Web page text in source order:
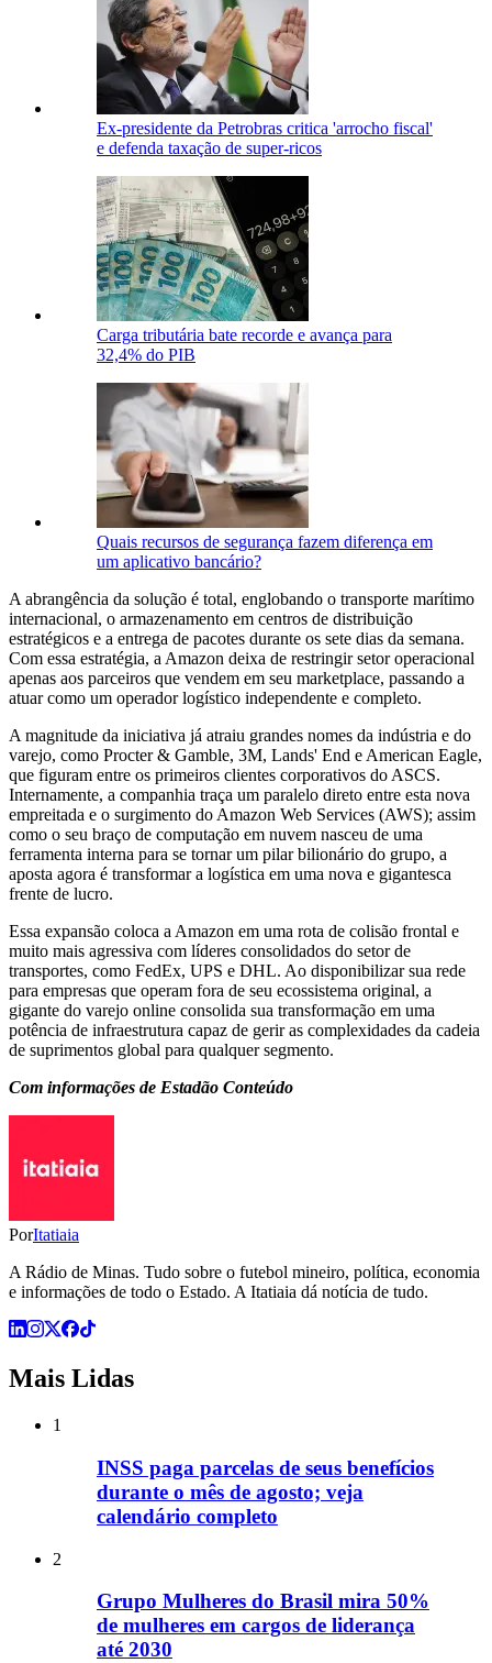
Ex-presidente da Petrobras critica 'arrocho fiscal'
e defenda taxação de super-ricos
Carga tributária bate recorde e avança para
32,4% do PIB
Quais recursos de segurança fazem diferença em
um aplicativo bancário?
A abrangência da solução é total, englobando o transporte marítimo
internacional, o armazenamento em centros de distribuição
estratégicos e a entrega de pacotes durante os sete dias da semana.
Com essa estratégia, a Amazon deixa de restringir setor operacional
apenas aos parceiros que vendem em seu marketplace, passando a
atuar como um operador logístico independente e completo.
A magnitude da iniciativa já atraiu grandes nomes da indústria e do
varejo, como Procter & Gamble, 3M, Lands' End e American Eagle,
que figuram entre os primeiros clientes corporativos do ASCS.
Internamente, a companhia traça um paralelo direto entre esta nova
empreitada e o surgimento do Amazon Web Services (AWS); assim
como o seu braço de computação em nuvem nasceu de uma
ferramenta interna para se tornar um pilar bilionário do grupo, a
aposta agora é transformar a logística em uma nova e gigantesca
frente de lucro.
Essa expansão coloca a Amazon em uma rota de colisão frontal e
muito mais agressiva com líderes consolidados do setor de
transportes, como FedEx, UPS e DHL. Ao disponibilizar sua rede
para empresas que operam fora de seu ecossistema original, a
gigante do varejo online consolida sua transformação em uma
potência de infraestrutura capaz de gerir as complexidades da cadeia
de suprimentos global para qualquer segmento.
Com informações de Estadão Conteúdo
PorItatiaia
A Rádio de Minas. Tudo sobre o futebol mineiro, política, economia
e informações de todo o Estado. A Itatiaia dá notícia de tudo.
Mais Lidas
1
INSS paga parcelas de seus benefícios
durante o mês de agosto; veja
calendário completo
2
Grupo Mulheres do Brasil mira 50%
de mulheres em cargos de liderança
até 2030